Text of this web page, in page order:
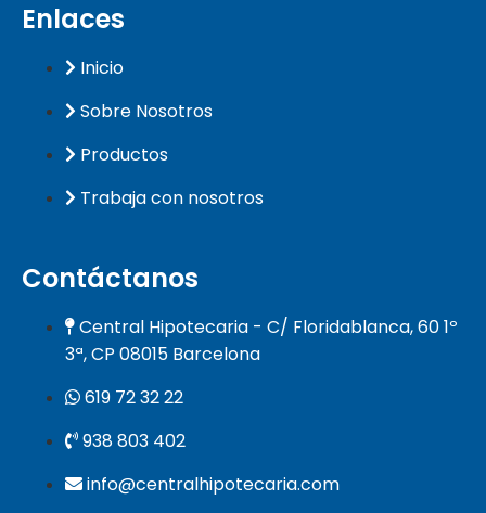
Enlaces
Inicio
Sobre Nosotros
Productos
Trabaja con nosotros
Contáctanos
Central Hipotecaria - C/ Floridablanca, 60 1º
3ª, CP 08015 Barcelona
619 72 32 22
938 803 402
info@centralhipotecaria.com